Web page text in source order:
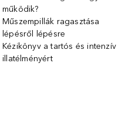
működik?
Műszempillák ragasztása
lépésről lépésre
Kézikönyv a tartós és intenzív
illatélményért